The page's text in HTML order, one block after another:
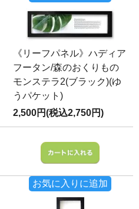
《リーフパネル》ハディア
フータン/森のおくりもの
モンステラ2(ブラック)(ゆ
うパケット)
2,500円(税込2,750円)
お気に入りに追加